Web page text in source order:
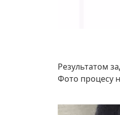
Результатом
Фото процесу